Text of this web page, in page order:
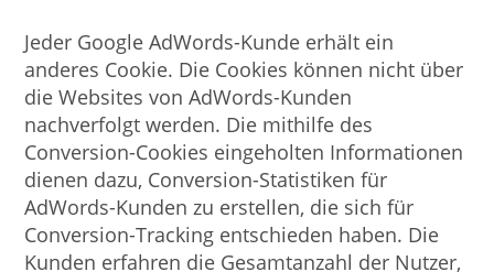
Jeder Google AdWords-Kunde erhält ein
anderes Cookie. Die Cookies können nicht über
die Websites von AdWords-Kunden
nachverfolgt werden. Die mithilfe des
Conversion-Cookies eingeholten Informationen
dienen dazu, Conversion-Statistiken für
AdWords-Kunden zu erstellen, die sich für
Conversion-Tracking entschieden haben. Die
Kunden erfahren die Gesamtanzahl der Nutzer,